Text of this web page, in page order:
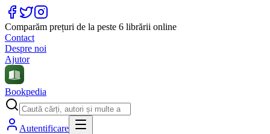
Comparăm prețuri de la peste 6 librării online
Contact
Despre noi
Ajutor
Bookpedia
Autentificare